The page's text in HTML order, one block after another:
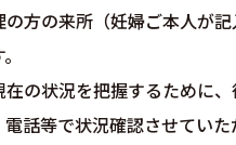
方の来所（妊婦ご本人が
の状況を把握するために
話等で状況確認させていた